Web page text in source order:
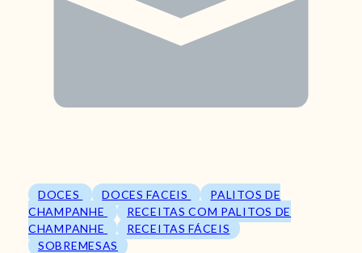
DOCES DOCES FACEIS
PALITOS DE
CHAMPANHE
RECEITAS COM PALITOS DE
CHAMPANHE
RECEITAS FÁCEIS
SOBREMESAS